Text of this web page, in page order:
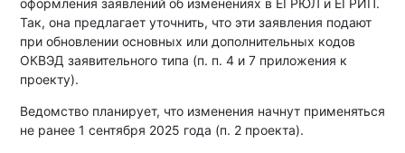
оформления заявлений об изменениях в ЕГРЮЛ и ЕГРИП.
Так, она предлагает уточнить, что эти заявления подают
при обновлении основных или дополнительных кодов
ОКВЭД заявительного типа (п. п. 4 и 7 приложения к
проекту).
Ведомство планирует, что изменения начнут применяться
не ранее 1 сентября 2025 года (п. 2 проекта).